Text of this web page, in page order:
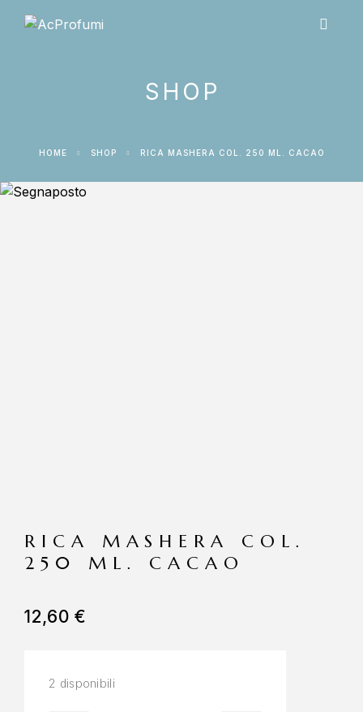
SHOP
HOME SHOP RICA MASHERA COL. 250 ML. CACAO
RICA MASHERA COL.
250 ML. CACAO
12,60 €
2 disponibili